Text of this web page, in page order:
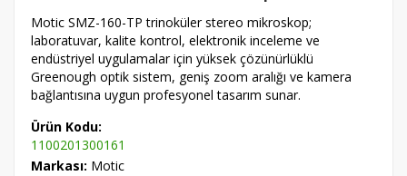
Motic SMZ-160-TP trinoküler stereo mikroskop;
laboratuvar, kalite kontrol, elektronik inceleme ve
endüstriyel uygulamalar için yüksek çözünürlüklü
Greenough optik sistem, geniş zoom aralığı ve kamera
bağlantısına uygun profesyonel tasarım sunar.
Ürün Kodu:
1100201300161
Markası: Motic